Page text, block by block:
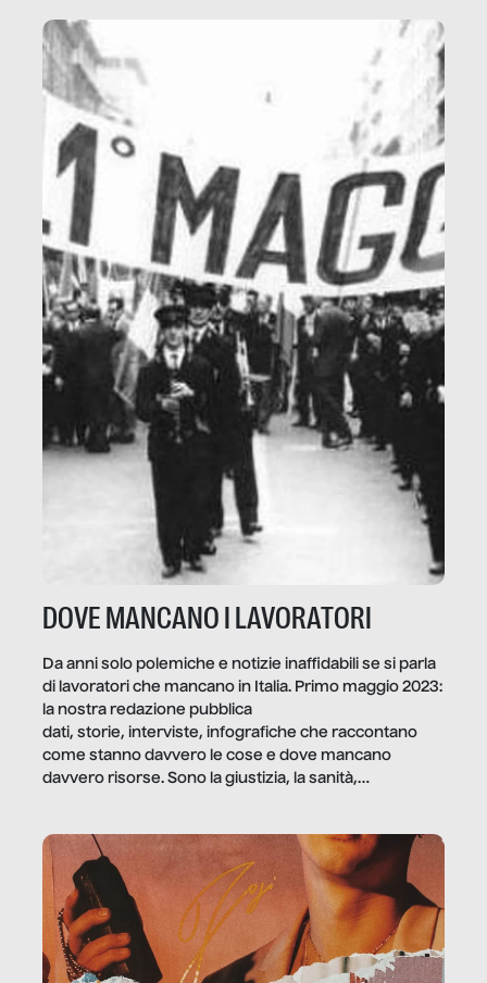
DOVE MANCANO I LAVORATORI
Da anni solo polemiche e notizie inaffidabili se si parla
di lavoratori che mancano in Italia. Primo maggio 2023:
la nostra redazione pubblica
dati, storie, interviste, infografiche che raccontano
come stanno davvero le cose e dove mancano
davvero risorse. Sono la giustizia, la sanità,